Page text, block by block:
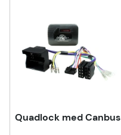
Quadlock med Canbus